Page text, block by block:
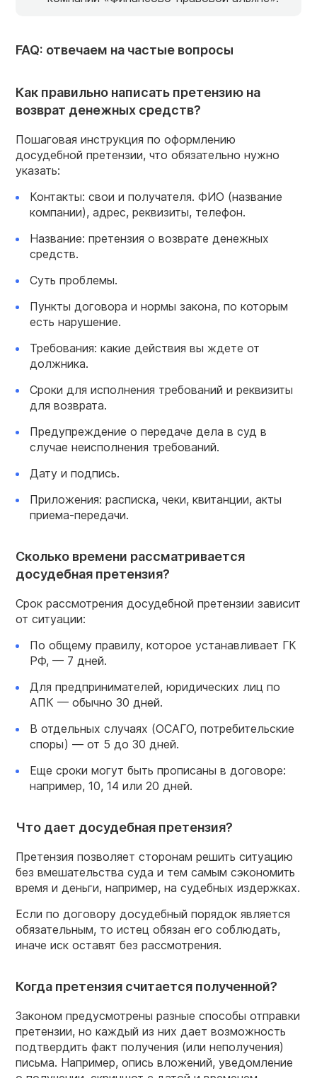
FAQ: отвечаем на частые вопросы
Как правильно написать претензию на
возврат денежных средств?
Пошаговая инструкция по оформлению
досудебной претензии, что обязательно нужно
указать:
Контакты: свои и получателя. ФИО (название
компании), адрес, реквизиты, телефон.
Название: претензия о возврате денежных
средств.
Суть проблемы.
Пункты договора и нормы закона, по которым
есть нарушение.
Требования: какие действия вы ждете от
должника.
Сроки для исполнения требований и реквизиты
для возврата.
Предупреждение о передаче дела в суд в
случае неисполнения требований.
Дату и подпись.
Приложения: расписка, чеки, квитанции, акты
приема-передачи.
Сколько времени рассматривается
досудебная претензия?
Срок рассмотрения досудебной претензии зависит
от ситуации:
По общему правилу, которое устанавливает ГК
РФ, — 7 дней.
Для предпринимателей, юридических лиц по
АПК — обычно 30 дней.
В отдельных случаях (ОСАГО, потребительские
споры) — от 5 до 30 дней.
Еще сроки могут быть прописаны в договоре:
например, 10, 14 или 20 дней.
Что дает досудебная претензия?
Претензия позволяет сторонам решить ситуацию
без вмешательства суда и тем самым сэкономить
время и деньги, например, на судебных издержках.
Если по договору досудебный порядок является
обязательным, то истец обязан его соблюдать,
иначе иск оставят без рассмотрения.
Когда претензия считается полученной?
Законом предусмотрены разные способы отправки
претензии, но каждый из них дает возможность
подтвердить факт получения (или неполучения)
письма. Например, опись вложений, уведомление